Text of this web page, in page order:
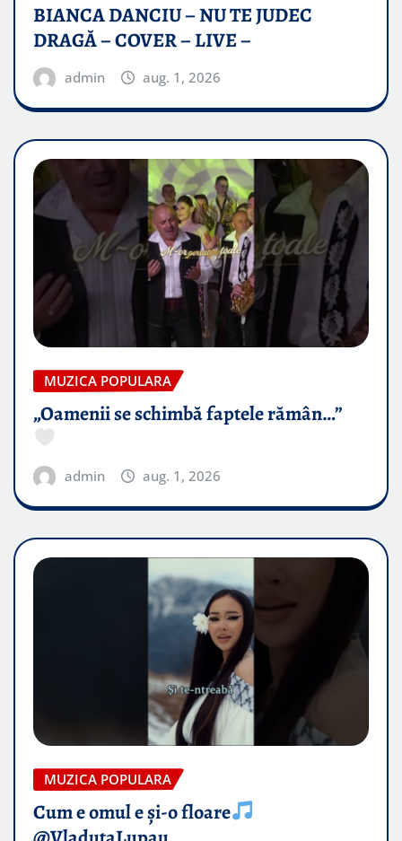
BIANCA DANCIU – NU TE JUDEC
DRAGĂ – COVER – LIVE –
admin aug. 1, 2026
MUZICA POPULARA
„Oamenii se schimbă faptele rămân…”
admin aug. 1, 2026
MUZICA POPULARA
Cum e omul e și-o floare